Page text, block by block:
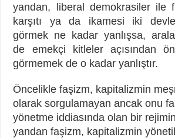
yandan, liberal demokrasiler ile
karşıtı ya da ikamesi iki
görmek ne kadar yanlışsa,
de emekçi kitleler açısından
görmemek de o kadar yanlıştır.
Öncelikle faşizm, kapitalizmin
olarak sorgulamayan ancak onu
yönetme iddiasında olan bir
yandan faşizm, kapitalizmin